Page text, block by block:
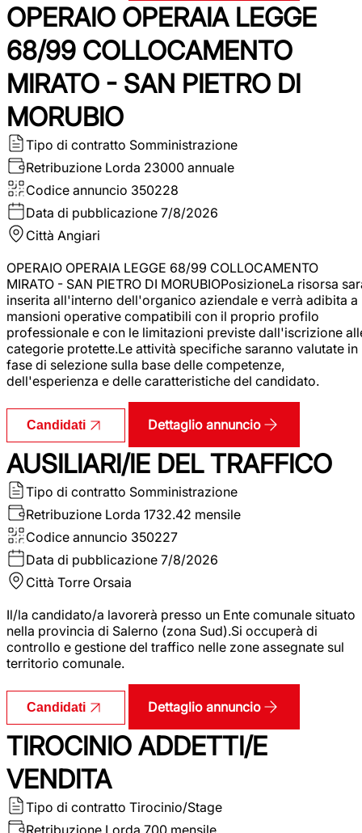
OPERAIO OPERAIA LEGGE
68/99 COLLOCAMENTO
MIRATO - SAN PIETRO DI
MORUBIO
Tipo di contratto Somministrazione
Retribuzione Lorda 23000 annuale
Codice annuncio 350228
Data di pubblicazione 7/8/2026
Città Angiari
OPERAIO OPERAIA LEGGE 68/99 COLLOCAMENTO
MIRATO - SAN PIETRO DI MORUBIOPosizioneLa risorsa
inserita all'interno dell'organico aziendale e verrà adibita a
mansioni operative compatibili con il proprio profilo
professionale e con le limitazioni previste dall'iscrizione
categorie protette.Le attività specifiche saranno valutate in
fase di selezione sulla base delle competenze,
dell'esperienza e delle caratteristiche del candidato.
Candidati Dettaglio annuncio
AUSILIARI/IE DEL TRAFFICO
Tipo di contratto Somministrazione
Retribuzione Lorda 1732.42 mensile
Codice annuncio 350227
Data di pubblicazione 7/8/2026
Città Torre Orsaia
Il/la candidato/a lavorerà presso un Ente comunale situato
nella provincia di Salerno (zona Sud).Si occuperà di
controllo e gestione del traffico nelle zone assegnate sul
territorio comunale.
Candidati Dettaglio annuncio
TIROCINIO ADDETTI/E
VENDITA
Tipo di contratto Tirocinio/Stage
Retribuzione Lorda 700 mensile